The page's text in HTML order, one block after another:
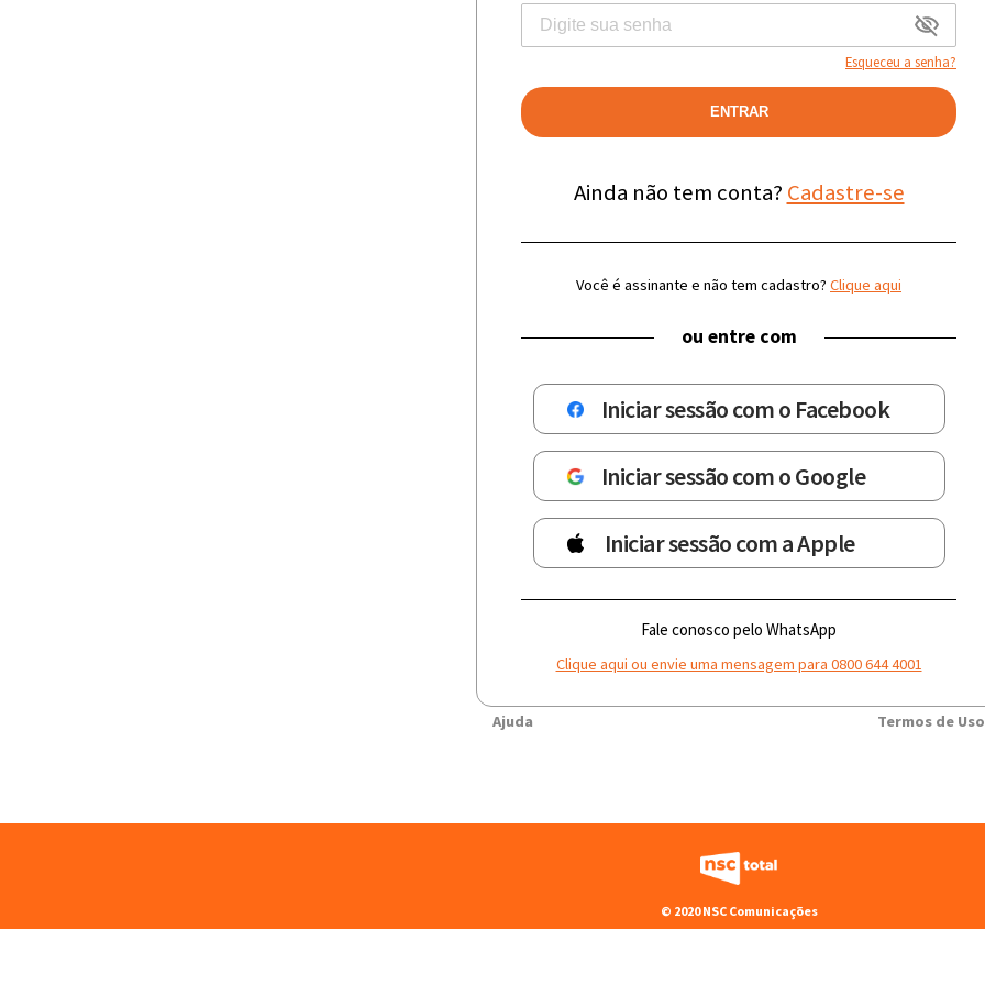
Esqueceu a senha?
ENTRAR
Ainda não tem conta? Cadastre-se
Você é assinante e não tem cadastro? Clique aqui
ou entre com
Iniciar sessão com o Facebook
Iniciar sessão com o Google
Iniciar sessão com a Apple
Fale conosco pelo WhatsApp
Clique aqui ou envie uma mensagem para 0800 644 4001
Ajuda Termos de Uso
© 2020 NSC Comunicações